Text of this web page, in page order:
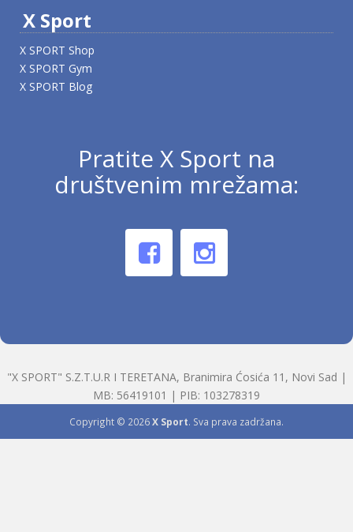
X Sport
X SPORT Shop
X SPORT Gym
X SPORT Blog
Pratite X Sport na
društvenim mrežama:
"X SPORT" S.Z.T.U.R I TERETANA, Branimira Ćosića 11, Novi Sad |
MB: 56419101 | PIB: 103278319
Copyright © 2026X Sport. Sva prava zadržana.